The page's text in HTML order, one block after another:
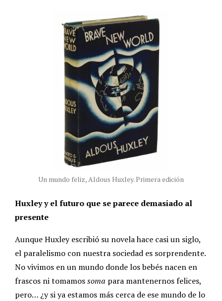
Un mundo feliz, Aldous Huxley. Primera edición
Huxley y el futuro que se parece demasiado al
presente
Aunque Huxley escribió su novela hace casi un siglo,
el paralelismo con nuestra sociedad es sorprendente.
No vivimos en un mundo donde los bebés nacen en
frascos ni tomamossoma para mantenernos felices,
pero… ¿y si ya estamos más cerca de ese mundo de lo